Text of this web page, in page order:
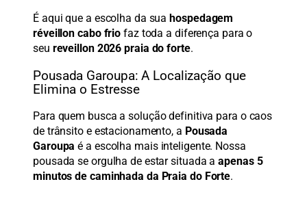
É aqui que a escolha da sua hospedagem
réveillon cabo frio faz toda a diferença para o
seu reveillon 2026 praia do forte.
Pousada Garoupa: A Localização que
Elimina o Estresse
Para quem busca a solução definitiva para o caos
de trânsito e estacionamento, a Pousada
Garoupa é a escolha mais inteligente. Nossa
pousada se orgulha de estar situada aapenas 5
minutos de caminhada da Praia do Forte.